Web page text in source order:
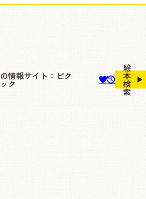
情報サイト：ピク
ク
絵
本
検
索